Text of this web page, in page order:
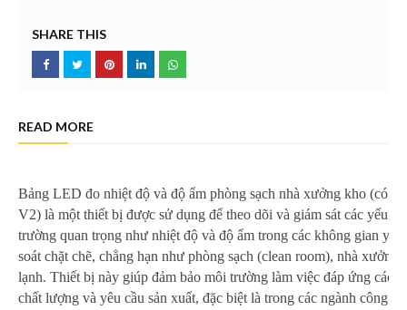
SHARE THIS
READ MORE
Bảng LED đo nhiệt độ và độ ẩm phòng sạch nhà xưởng kho (có
V2) là một thiết bị được sử dụng để theo dõi và giám sát các yếu tố
trường quan trọng như nhiệt độ và độ ẩm trong các không gian yêu
soát chặt chẽ, chẳng hạn như phòng sạch (clean room), nhà xưởng,
lạnh. Thiết bị này giúp đảm bảo môi trường làm việc đáp ứng các
chất lượng và yêu cầu sản xuất, đặc biệt là trong các ngành công